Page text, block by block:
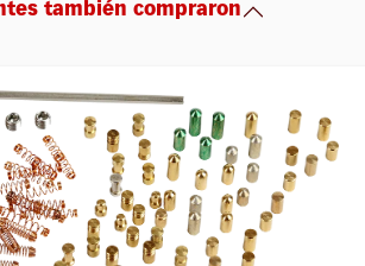
también compraron